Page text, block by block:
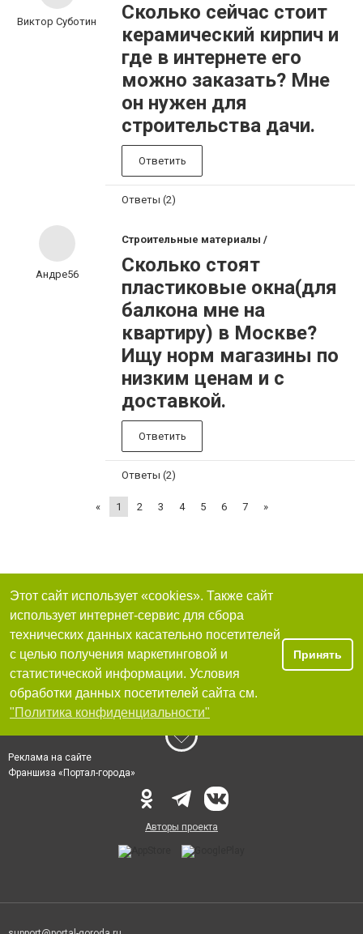
Виктор Суботин
Сколько сейчас стоит
керамический кирпич и
где в интернете его
можно заказать? Мне
он нужен для
строительства дачи.
Ответить
Ответы (2)
Андре56
Строительные материалы /
Сколько стоят
пластиковые окна(для
балкона мне на
квартиру) в Москве?
Ищу норм магазины по
низким ценам и с
доставкой.
Ответить
Ответы (2)
« 1 2 3 4 5 6 7 »
Этот сайт использует «cookies». Также сайт
использует интернет-сервис для сбора
технических данных касательно посетителей
с целью получения маркетинговой и
статистической информации. Условия
обработки данных посетителей сайта см.
"Политика конфиденциальности"
Принять
Реклама на сайте
Франшиза «Портал-города»
Авторы проекта